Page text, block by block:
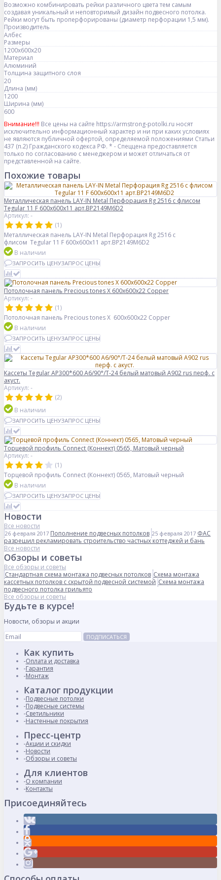
Возможно комбинировать рейки различного цвета тем самым
создавая уникальный и неповторимый дизайн подвесного потолка.
Рейки могут быть проперфорированы (диаметр перфорации 1,5 мм).
Производитель
Албес
Размеры
1200x600x20
Материал
Алюминий
Толщина защитного слоя
20
Длина (мм)
1200
Ширина (мм)
600
Внимание!!! Все цены на сайте https://armstrong-potolki.ru носят
исключительно информационный характер и ни при каких условиях
не являются публичной офертой, определяемой положениями Статьи
437 (п.2) Гражданского кодекса РФ. * - Спеццена предоставляется
только по согласованию с менеджером и может отличаться от
представленной на сайте.
Похожие товары
Металлическая панель LAY-IN Metal Перфорация Rg 2516 с флисом
Tegular 11 F 600x600x11 арт.BP2149M6D2
Артикул: -
(1)
Металлическая панель LAY-IN Metal Перфорация Rg 2516 с
флисом Tegular 11 F 600x600x11 арт.BP2149M6D2
В наличии
ЗАПРОСИТЬ ЦЕНУЗАПРОС ЦЕНЫ
Потолочная панель Precious tones X 600x600x22 Copper
Артикул: -
(1)
Потолочная панель Precious tones X 600x600x22 Copper
В наличии
ЗАПРОСИТЬ ЦЕНУЗАПРОС ЦЕНЫ
Кассеты Tegular AP300*600 A6/90°/Т-24 белый матовый А902 rus перф. с
акуст.
Артикул: -
(2)
В наличии
ЗАПРОСИТЬ ЦЕНУЗАПРОС ЦЕНЫ
Торцевой профиль Connect (Коннект) 0565, Матовый черный
Артикул: -
(1)
Торцевой профиль Connect (Коннект) 0565, Матовый черный
В наличии
ЗАПРОСИТЬ ЦЕНУЗАПРОС ЦЕНЫ
Новости
Все новости
26 февраля 2017 Пополнение подвесных потолков 25 февраля 2017 ФАС
разрешил рекламировать строительство частных коттеджей и бань
Все новости
Обзоры и советы
Все обзоры и советы
Стандартная схема монтажа подвесных потолков Схема монтажа
кассетных потолков с скрытой подвесной системой Схема монтажа
подвесного потолка грильято
Все обзоры и советы
Будьте в курсе!
Новости, обзоры и акции
ПОДПИСАТЬСЯ
Как купить
Оплата и доставка
Гарантия
Монтаж
Каталог продукции
Подвесные потолки
Подвесные системы
Светильники
Настенные покрытия
Пресс-центр
Акции и скидки
Новости
Обзоры и советы
Для клиентов
О компании
Контакты
Присоединяйтесь